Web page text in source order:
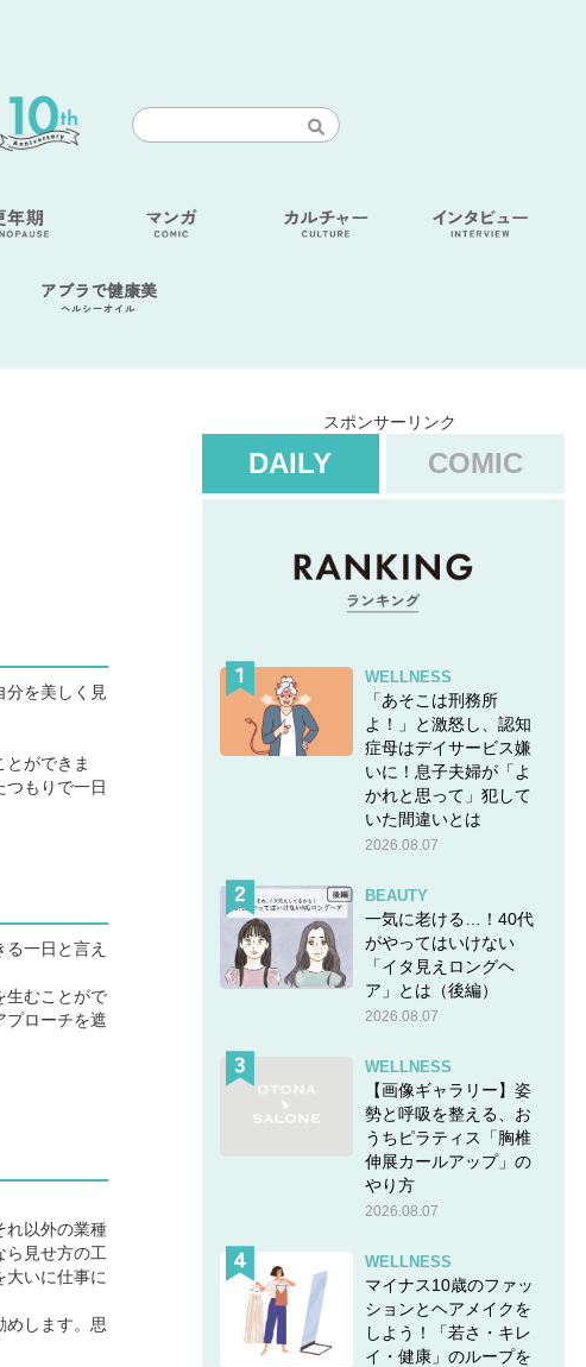
アブラで健康美
ヘルシーオイル
分を美しく見
ができま
もりで一日
一日と言え
生むことがで
プローチを遮
れ以外の業種
ら見せ方の工
いに仕事に
めします。思
スポンサーリンク
DAILY COMIC
WELLNESS
「あそこは刑務所
よ！」と激怒し、認知
症母はデイサービス嫌
いに！息子夫婦が「よ
かれと思って」犯して
いた間違いとは
2026.08.07
BEAUTY
一気に老ける…！40代
がやってはいけない
「イタ見えロングヘ
ア」とは（後編）
2026.08.07
WELLNESS
【画像ギャラリー】姿
勢と呼吸を整える、お
うちピラティス「胸椎
伸展カールアップ」の
やり方
2026.08.07
WELLNESS
マイナス10歳のファッ
ションとヘアメイクを
しよう！「若さ・キレ
イ・健康」のループを